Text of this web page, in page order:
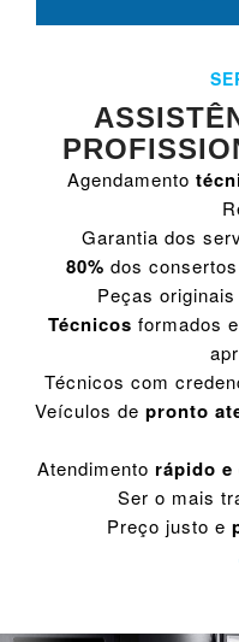
Agendamento
Garantia dos
80% dos
Peças
Técnicos formados e
Técnicos com
Veículos de pronto
Atendimento rápido
Ser o mais
Preço justo e